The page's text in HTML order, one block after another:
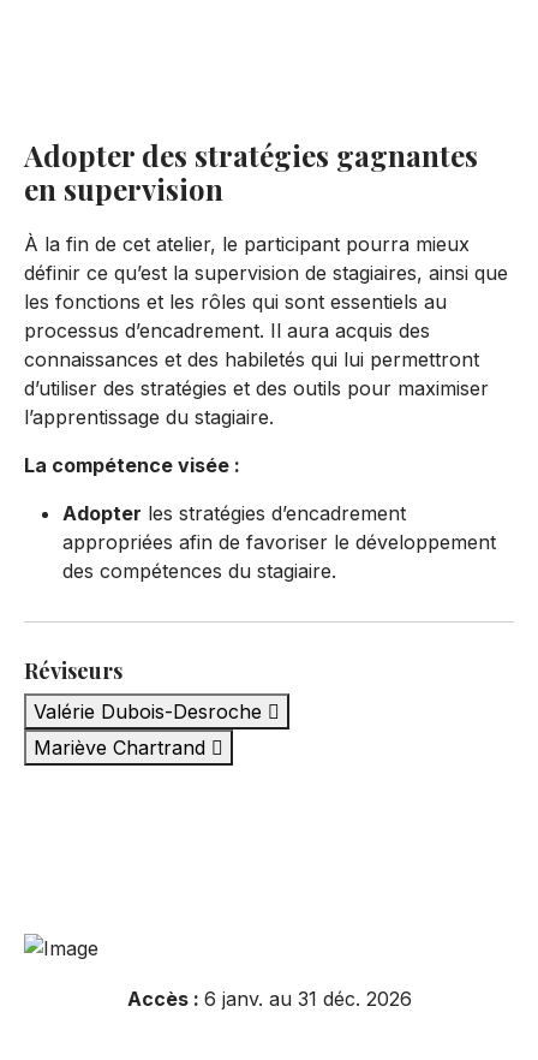
Adopter des stratégies gagnantes
en supervision
À la fin de cet atelier, le participant pourra mieux
définir ce qu’est la supervision de stagiaires, ainsi que
les fonctions et les rôles qui sont essentiels au
processus d’encadrement. Il aura acquis des
connaissances et des habiletés qui lui permettront
d’utiliser des stratégies et des outils pour maximiser
l’apprentissage du stagiaire.
La compétence visée :
Adopter les stratégies d’encadrement
appropriées afin de favoriser le développement
des compétences du stagiaire.
Réviseurs
Valérie Dubois-Desroche
Mariève Chartrand
Accès : 6 janv. au 31 déc. 2026